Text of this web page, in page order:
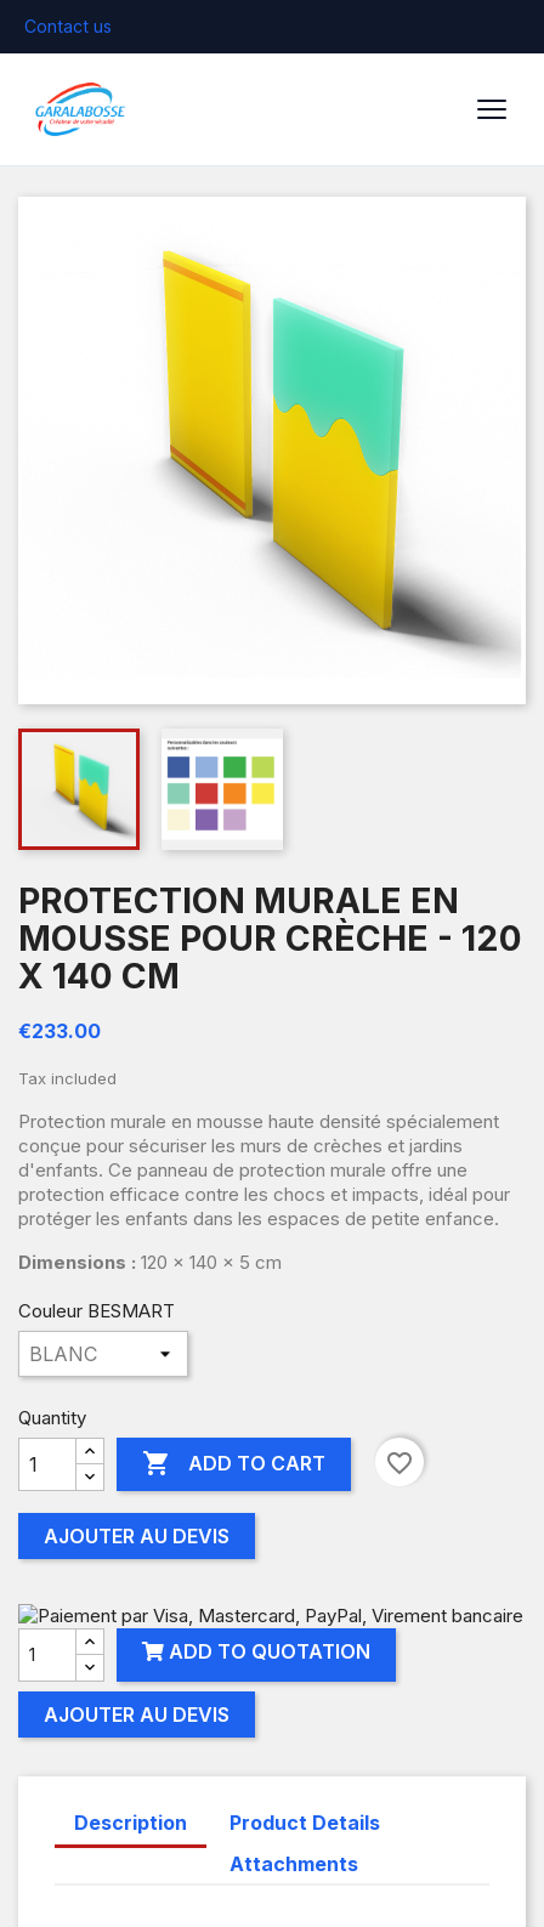
Contact us
PROTECTION MURALE EN
MOUSSE POUR CRÈCHE - 120
X 140 CM
€233.00
Tax included
Protection murale en mousse haute densité spécialement
conçue pour sécuriser les murs de crèches et jardins
d'enfants. Ce panneau de protection murale offre une
protection efficace contre les chocs et impacts, idéal pour
protéger les enfants dans les espaces de petite enfance.
Dimensions : 120 x 140 x 5 cm
Couleur BESMART
Quantity
 ADD TO CART favorite_border
AJOUTER AU DEVIS
ADD TO QUOTATION
AJOUTER AU DEVIS
Description
Product Details
Attachments